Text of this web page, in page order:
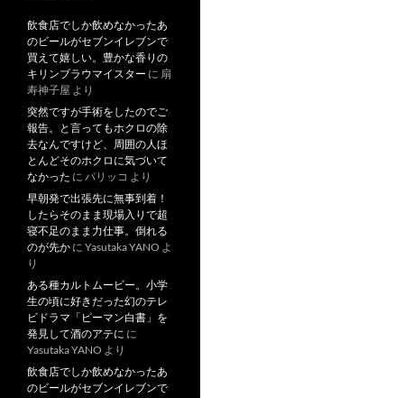
飲食店でしか飲めなかったあ
のビールがセブンイレブンで
買えて嬉しい。豊かな香りの
キリンブラウマイスター に 扇
寿神子屋 より
突然ですが手術をしたのでご
報告。と言ってもホクロの除
去なんですけど、周囲の人ほ
とんどそのホクロに気づいて
なかった に パリッコ より
早朝発で出張先に無事到着！
したらそのまま現場入りで超
寝不足のまま力仕事。倒れる
のが先か に Yasutaka YANO よ
り
ある種カルトムービー。小学
生の頃に好きだった幻のテレ
ビドラマ「ピーマン白書」を
発見して酒のアテに に
Yasutaka YANO より
飲食店でしか飲めなかったあ
のビールがセブンイレブンで